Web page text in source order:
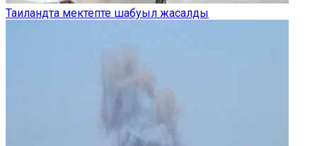
Таиландта мектепте шабуыл жасалды